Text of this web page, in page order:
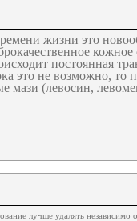
жизни это
постоянная
это не возможно, то
мази (левосин,
лучше удалять